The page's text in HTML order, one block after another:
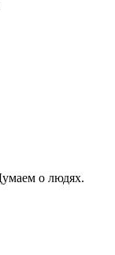
о людях.